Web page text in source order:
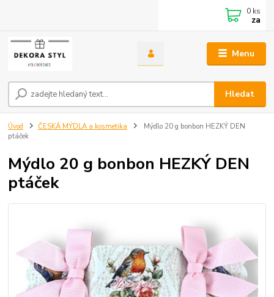
Menu
Hledat
0 ks
za
Úvod ČESKÁ MÝDLA a kosmetika
Mýdlo 20 g bonbon HEZKÝ DEN
ptáček
Mýdlo 20 g bonbon HEZKÝ DEN
ptáček